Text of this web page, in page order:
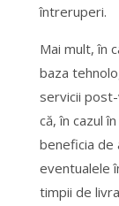
întreruperi.
Mai mult, în
baza
servicii
că, în cazul
beneficia de
eventualele
timpii de